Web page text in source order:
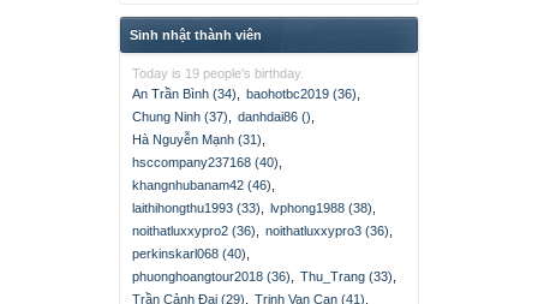
Sinh nhật thành viên
Today is 19 people's birthday.
An Trần Bình (34)
baohotbc2019 (36)
Chung Ninh (37)
danhdai86 ()
Hà Nguyễn Mạnh (31)
hsccompany237168 (40)
khangnhubanam42 (46)
laithihongthu1993 (33)
lvphong1988 (38)
noithatluxxypro2 (36)
noithatluxxypro3 (36)
perkinskarl068 (40)
phuonghoangtour2018 (36)
Thu_Trang (33)
Trần Cảnh Đại (29)
Trinh Van Can (41)